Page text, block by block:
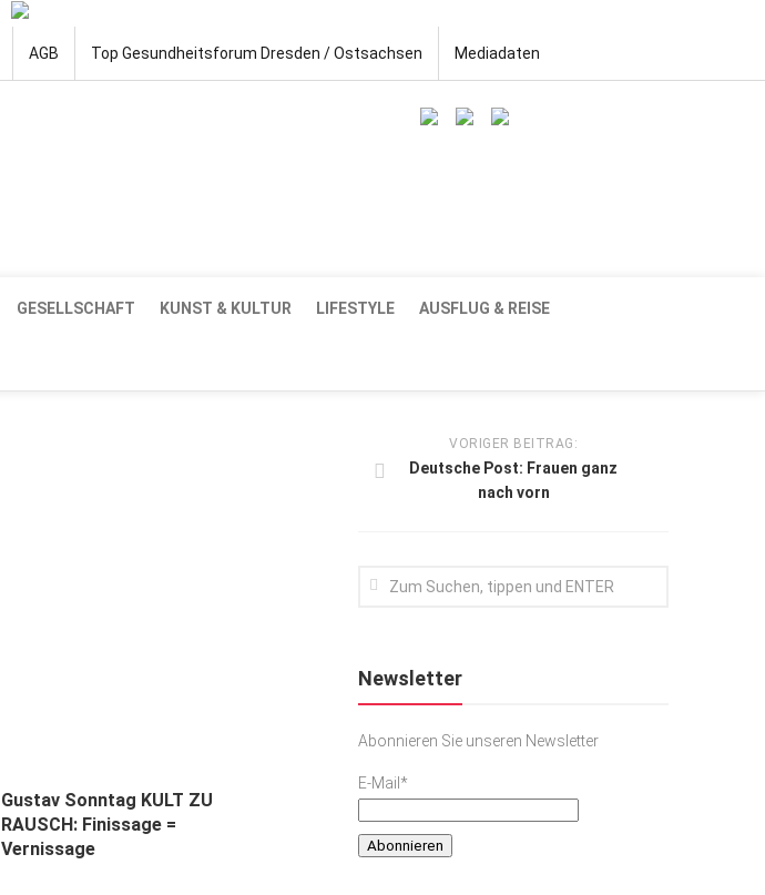
AGB Top Gesundheitsforum Dresden / Ostsachsen Mediadaten
GESELLSCHAFT KUNST & KULTUR LIFESTYLE AUSFLUG & REISE
Gustav Sonntag KULT ZU
RAUSCH: Finissage =
Vernissage
VORIGER BEITRAG:
Deutsche Post: Frauen ganz
nach vorn
Newsletter
Abonnieren Sie unseren Newsletter
E-Mail*